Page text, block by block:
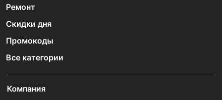
Ремонт
Скидки дня
Промокоды
Все категории
Компания